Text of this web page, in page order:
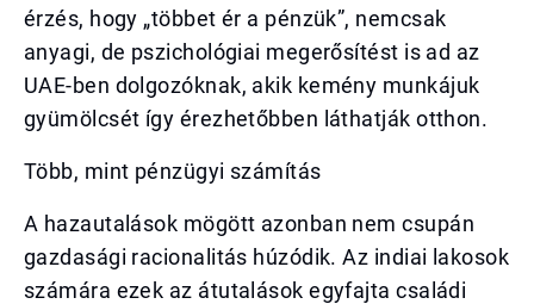
érzés, hogy „többet ér a pénzük”, nemcsak
anyagi, de pszichológiai megerősítést is ad az
UAE-ben dolgozóknak, akik kemény munkájuk
gyümölcsét így érezhetőbben láthatják otthon.
Több, mint pénzügyi számítás
A hazautalások mögött azonban nem csupán
gazdasági racionalitás húzódik. Az indiai lakosok
számára ezek az átutalások egyfajta családi